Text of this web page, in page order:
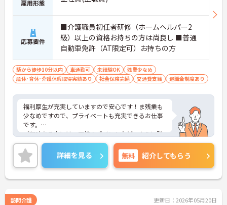
雇用形態
応募要件
■介護職員初任者研修（ホームヘルパー2
級）以上の資格お持ちの方は尚良し ■普通
自動車免許（AT限定可）お持ちの方
駅から徒歩10分以内 車通勤可 未経験OK
残業少なめ
産休･育休･介護休暇取得実績あり
社会保険完備 交通費支給 退職金制度あり
福利厚生が充実していますので安心です！ま残業も
少なめですので、プライベートも充実できるお仕事
です。
ご興味ある方には、面接のポイントなど、さらに詳
細をお話致しますのでお気軽にご相談ください。
詳細を見る 無料 紹介してもらう
訪問介護 更新日：2026年05月20日